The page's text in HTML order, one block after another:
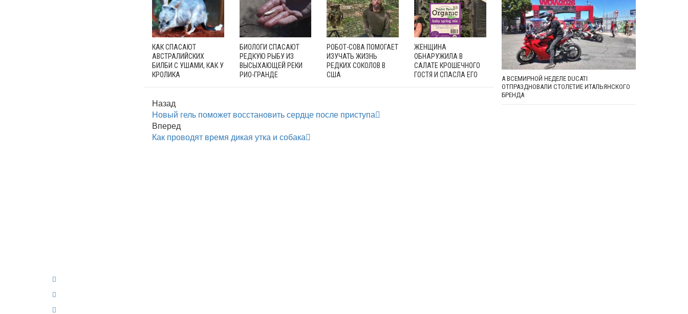
КАК СПАСАЮТ
АВСТРАЛИЙСКИХ
БИЛБИ С УШАМИ, КАК У
КРОЛИКА
БИОЛОГИ СПАСАЮТ
РЕДКУЮ РЫБУ ИЗ
ВЫСЫХАЮЩЕЙ РЕКИ
РИО-ГРАНДЕ
РОБОТ-СОВА ПОМОГАЕТ
ИЗУЧАТЬ ЖИЗНЬ
РЕДКИХ СОКОЛОВ В
США
ЖЕНЩИНА
ОБНАРУЖИЛА В
САЛАТЕ КРОШЕЧНОГО
ГОСТЯ И СПАСЛА ЕГО
Назад
Новый гель поможет восстановить сердце после приступа
Вперед
Как проводят время дикая утка и собака
А ВСЕМИРНОЙ НЕДЕЛЕ DUCATI
ОТПРАЗДНОВАЛИ СТОЛЕТИЕ ИТАЛЬЯНСКОГО
БРЕНДА